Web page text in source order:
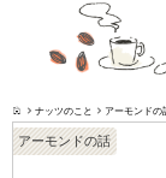
ナッツのこと アーモンドの
アーモンドの話